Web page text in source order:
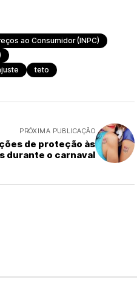
ao Consumidor (INPC)
teto
PRÓXIMA PUBLICAÇÃO
de proteção às
durante o carnaval